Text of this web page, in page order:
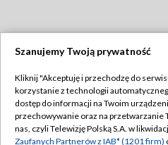
Abonament TVP
Emisja w TVP
Szanujemy Twoją prywatność
Kliknij "Akceptuję i przechodzę do
korzystanie z technologii
dostęp do informacji na Twoim
przechowywanie oraz na przetwarzanie
nas, czyli Telewizję Polską S.A. w
Zaufanych Partnerów z IAB* (1201 firm)